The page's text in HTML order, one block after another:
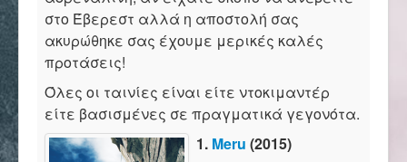
Ορειβασία
Αναρρίχηση
Βουνό και φύση
στο Έβερεστ αλλά η αποστολή σας
ακυρώθηκε σας έχουμε μερικές καλές
προτάσεις!
Όλες οι ταινίες είναι είτε ντοκιμαντέρ
είτε βασισμένες σε πραγματικά γεγονότα.
1. Meru (2015)